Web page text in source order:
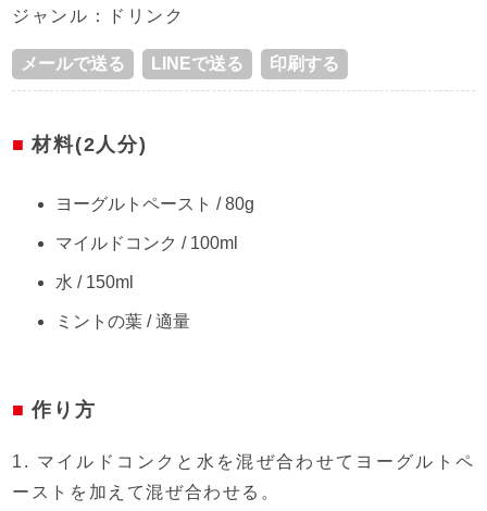
ジャンル：ドリンク
メールで送る LINEで送る 印刷する
材料(2人分)
ヨーグルトペースト / 80g
マイルドコンク / 100ml
水 / 150ml
ミントの葉 / 適量
作り方
1. マイルドコンクと水を混ぜ合わせてヨーグルトペ
ーストを加えて混ぜ合わせる。